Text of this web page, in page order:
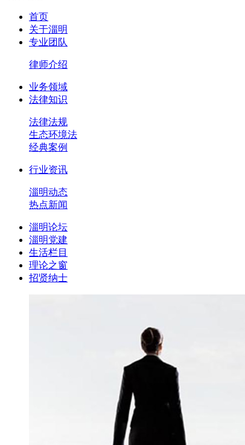
首页
关于淄明
专业团队
律师介绍
业务领域
法律知识
法律法规
生态环境法
经典案例
行业资讯
淄明动态
热点新闻
淄明论坛
淄明党建
生活栏目
理论之窗
招贤纳士